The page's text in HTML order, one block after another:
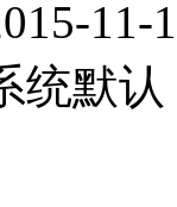
11-
统默认